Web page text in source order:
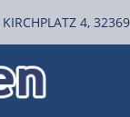
4,